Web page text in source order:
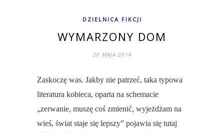
DZIELNICA FIKCJI
WYMARZONY DOM
20 MAJA 2014
Zaskoczę was. Jakby nie patrzeć, taka typowa
literatura kobieca, oparta na schemacie
„zerwanie, muszę coś zmienić, wyjeżdżam na
wieś, świat staje się lepszy” pojawia się tutaj